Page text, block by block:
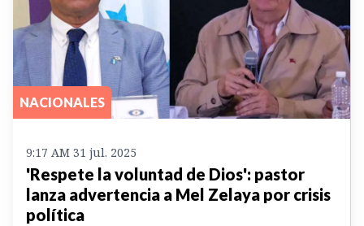
NACIONALES
9:17 AM 31 jul. 2025
'Respete la voluntad de Dios': pastor
lanza advertencia a Mel Zelaya por crisis
política